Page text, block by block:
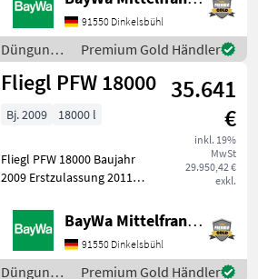
M 30.2 EMC VS PRO 1
TELIMAT T 25, MONTIERT 1
WURFSCHEIBE S4 VXR PLUS,
MON Quantron E Rechner
Dü
91550 Dinkelsbühl
Düngung
und
Beregnung
Premium Gold Händler
Fliegl PFW 18000 35.641
€
inkl. 19%
MwSt
29.950,42 €
exkl.
Bj. 2009 18000 l
Fliegl PFW 18000 Baujahr
2009 Erstzulassung 2011
Exenterschneckenpumpe
6000 Liter Stator neuwertig
Ansaugarm Ansaugleitung
links und rechts
BayWa Mittelfranken
91550 Dinkelsbühl
Düngung
Premium Gold Händler